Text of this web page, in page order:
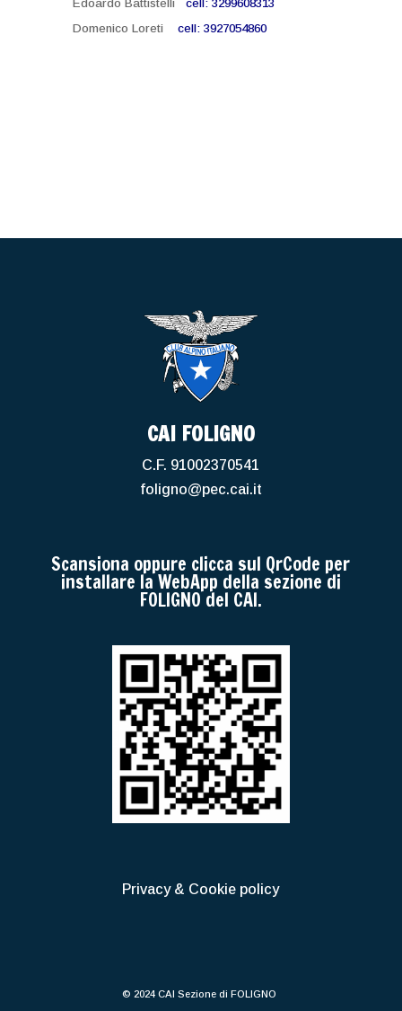
Edoardo Battistelli cell: 3299608313
Domenico Loreti
cell: 3927054860
CAI FOLIGNO
C.F. 91002370541
foligno@pec.cai.it
Scansiona oppure clicca sul QrCode per
installare la WebApp della sezione di
FOLIGNO del CAI.
Privacy & Cookie policy
© 2024 CAI Sezione di FOLIGNO